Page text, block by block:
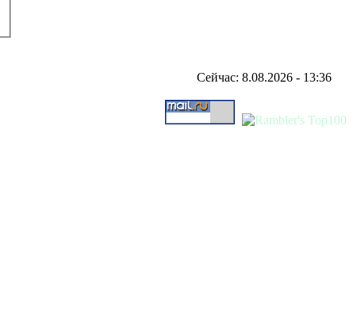
Сейчас: 8.08.2026 - 13:36